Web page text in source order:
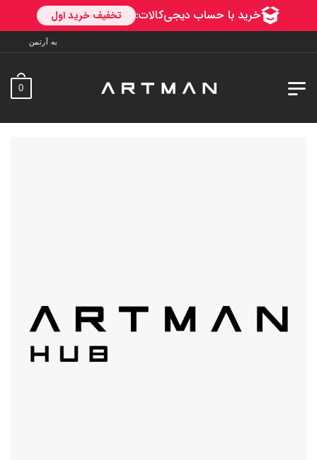
به آرتمن خوش آمدید. ارسال به
0